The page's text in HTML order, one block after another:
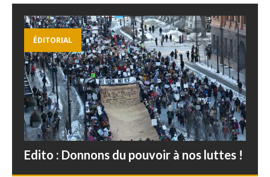
ÉDITORIAL
Edito : Donnons du pouvoir à nos luttes !